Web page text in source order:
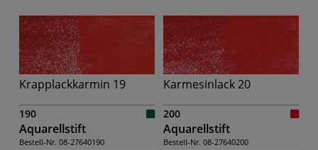
Krapplackkarmin 19
190
Aquarellstift
Bestell-Nr. 08-27640190
Karmesinlack 20
200
Aquarellstift
Bestell-Nr. 08-27640200